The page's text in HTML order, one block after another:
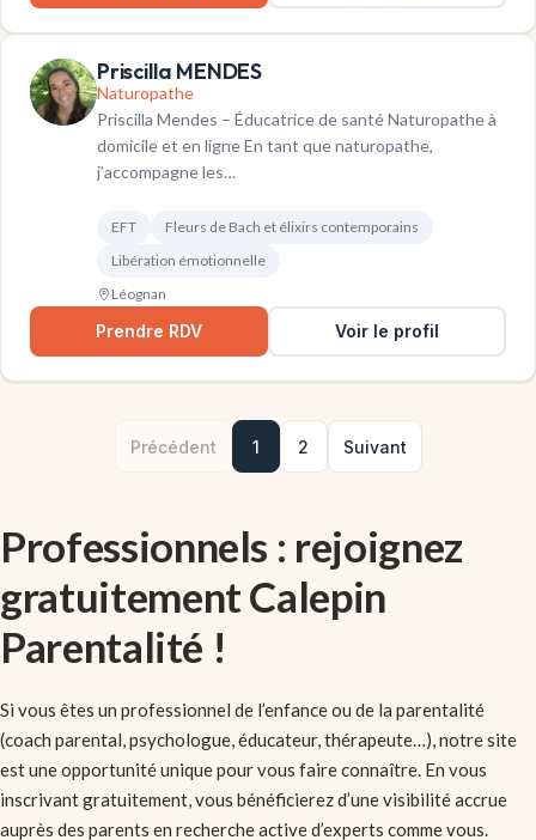
Priscilla MENDES
Naturopathe
Priscilla Mendes – Éducatrice de santé Naturopathe à
domicile et en ligne En tant que naturopathe,
j’accompagne les…
EFT
Fleurs de Bach et élixirs contemporains
Libération émotionnelle
Léognan
Prendre RDV Voir le profil
Précédent 1 2 Suivant
Professionnels : rejoignez
gratuitement Calepin
Parentalité !
Si vous êtes un professionnel de l’enfance ou de la parentalité
(coach parental, psychologue, éducateur, thérapeute…), notre site
est une opportunité unique pour vous faire connaître. En vous
inscrivant gratuitement, vous bénéficierez d’une visibilité accrue
auprès des parents en recherche active d’experts comme vous.